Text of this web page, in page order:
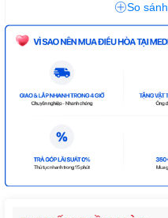
So sánh